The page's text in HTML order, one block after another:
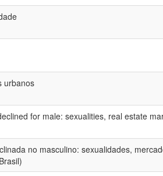
urbanos
for male: sexualities, real estate
no masculino: sexualidades,